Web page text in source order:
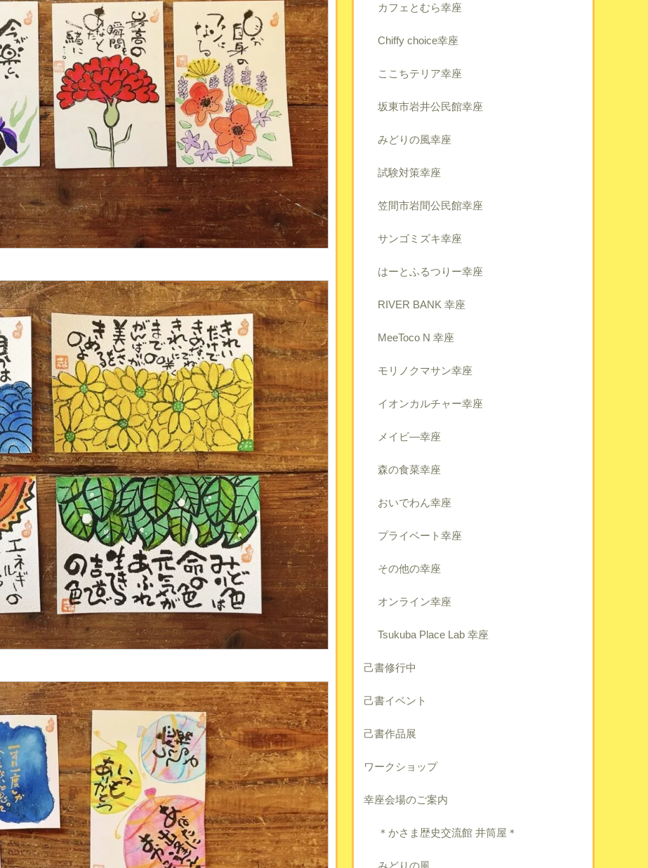
カフェとむら幸座
Chiffy choice幸座
ここちテリア幸座
坂東市岩井公民館幸座
みどりの風幸座
試験対策幸座
笠間市岩間公民館幸座
サンゴミズキ幸座
はーとふるつりー幸座
RIVER BANK 幸座
MeeToco N 幸座
モリノクマサン幸座
イオンカルチャー幸座
メイビ―幸座
森の食菜幸座
おいでわん幸座
プライベート幸座
その他の幸座
オンライン幸座
Tsukuba Place Lab 幸座
己書修行中
己書イベント
己書作品展
ワークショップ
幸座会場のご案内
＊かさま歴史交流館 井筒屋＊
みどりの風